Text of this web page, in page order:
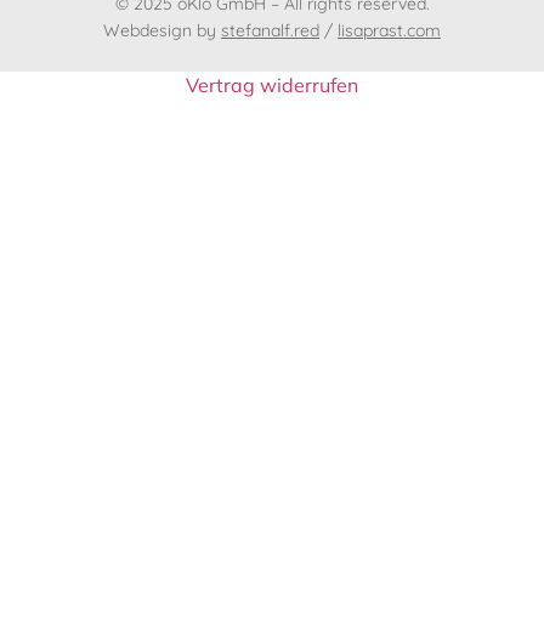
Webdesign by stefanalf.red / lisaprast.com
Vertrag widerrufen